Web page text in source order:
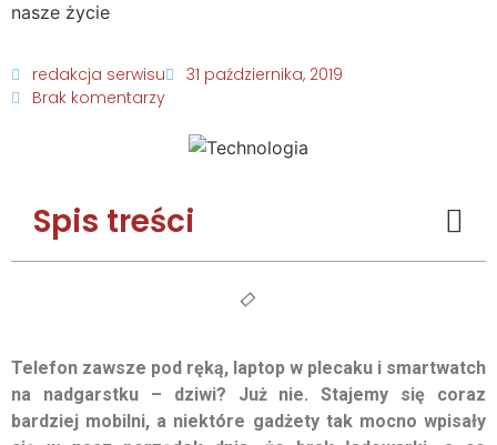
nasze życie
redakcja serwisu
31 października, 2019
Brak komentarzy
Spis treści
Telefon zawsze pod ręką, laptop w plecaku i smartwatch
na nadgarstku – dziwi? Już nie. Stajemy się coraz
bardziej mobilni, a niektóre gadżety tak mocno wpisały